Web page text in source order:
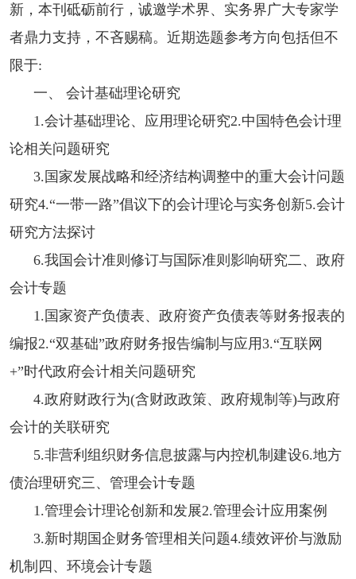
新，本刊砥砺前行，诚邀学术界、实务界广大专家学
者鼎力支持，不吝赐稿。近期选题参考方向包括但不
限于:
一、 会计基础理论研究
1.会计基础理论、应用理论研究2.中国特色会计理
论相关问题研究
3.国家发展战略和经济结构调整中的重大会计问题
研究4.“一带一路”倡议下的会计理论与实务创新5.会计
研究方法探讨
6.我国会计准则修订与国际准则影响研究二、政府
会计专题
1.国家资产负债表、政府资产负债表等财务报表的
编报2.“双基础”政府财务报告编制与应用3.“互联网
+”时代政府会计相关问题研究
4.政府财政行为(含财政政策、政府规制等)与政府
会计的关联研究
5.非营利组织财务信息披露与内控机制建设6.地方
债治理研究三、管理会计专题
1.管理会计理论创新和发展2.管理会计应用案例
3.新时期国企财务管理相关问题4.绩效评价与激励
机制四、环境会计专题